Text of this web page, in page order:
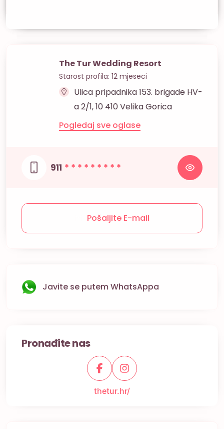
The Tur Wedding Resort
Starost profila: 12 mjeseci
Ulica pripadnika 153. brigade HV-
a 2/1, 10 410 Velika Gorica
Pogledaj sve oglase
911 * * * * * * * * *
Pošaljite E-mail
Javite se putem WhatsAppa
Pronađite nas
thetur.hr/